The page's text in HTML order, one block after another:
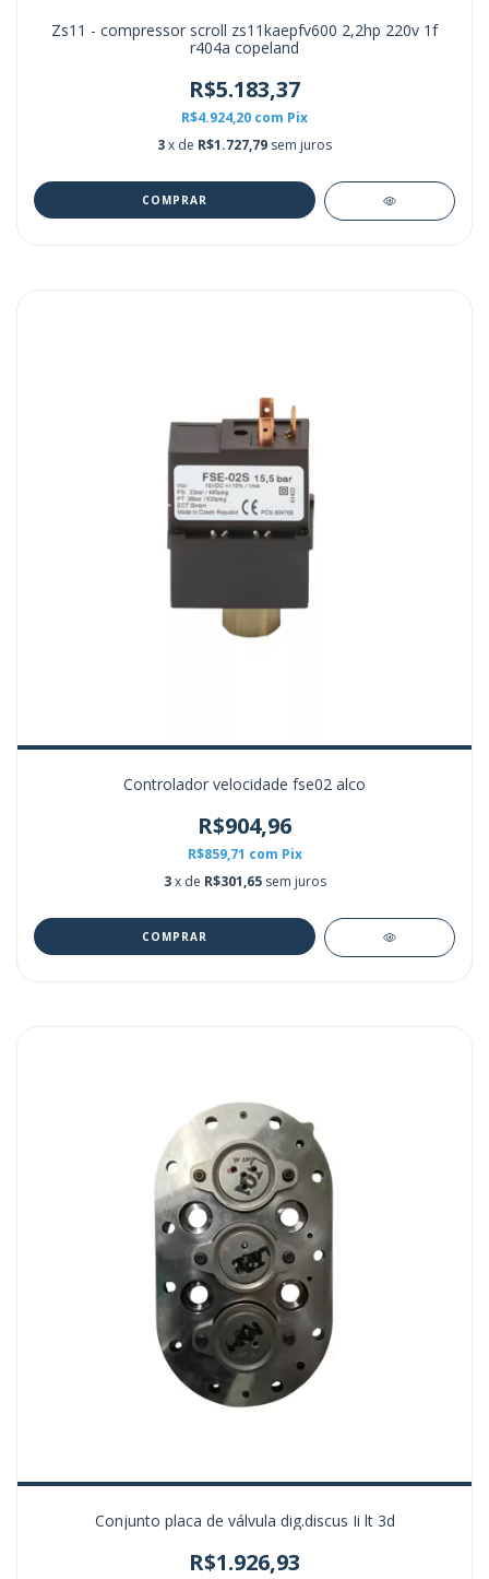
Zs11 - compressor scroll zs11kaepfv600 2,2hp 220v 1f
r404a copeland
R$5.183,37
R$4.924,20 com Pix
3x de R$1.727,79 sem juros
Controlador velocidade fse02 alco
R$904,96
R$859,71 com Pix
3 x de R$301,65 sem juros
Conjunto placa de válvula dig.discus Ii lt 3d
R$1.926,93